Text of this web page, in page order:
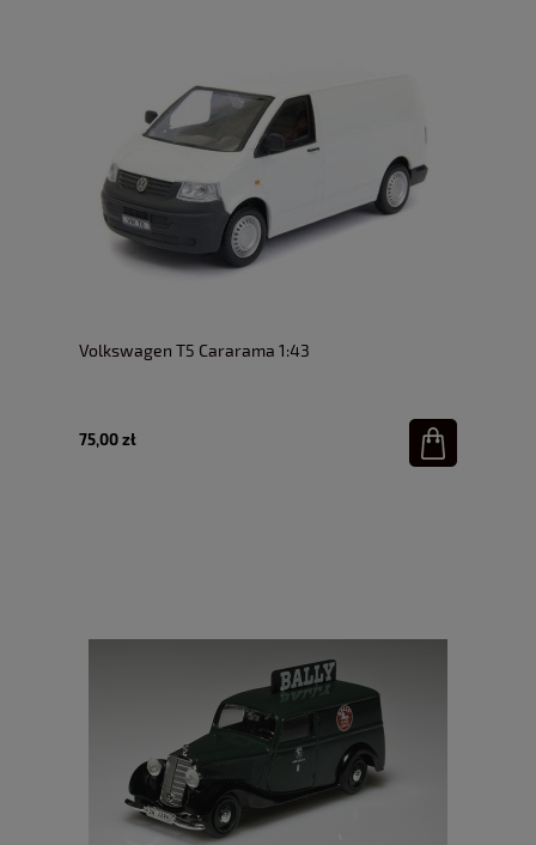
Volkswagen T5 Cararama 1:43
75,00 zł